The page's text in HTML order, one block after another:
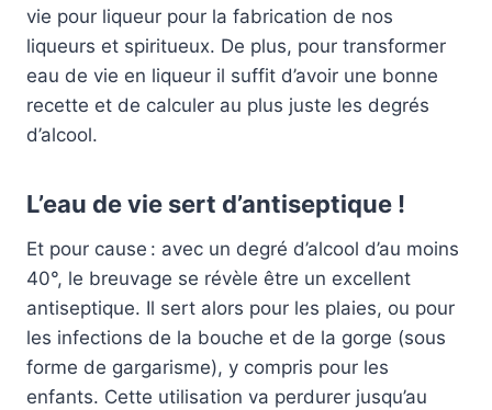
vie pour liqueur pour la fabrication de nos
liqueurs et spiritueux. De plus, pour transformer
eau de vie en liqueur il suffit d’avoir une bonne
recette et de calculer au plus juste les degrés
d’alcool.
L’eau de vie sert d’antiseptique !
Et pour cause : avec un degré d’alcool d’au moins
40°, le breuvage se révèle être un excellent
antiseptique. Il sert alors pour les plaies, ou pour
les infections de la bouche et de la gorge (sous
forme de gargarisme), y compris pour les
enfants. Cette utilisation va perdurer jusqu’au